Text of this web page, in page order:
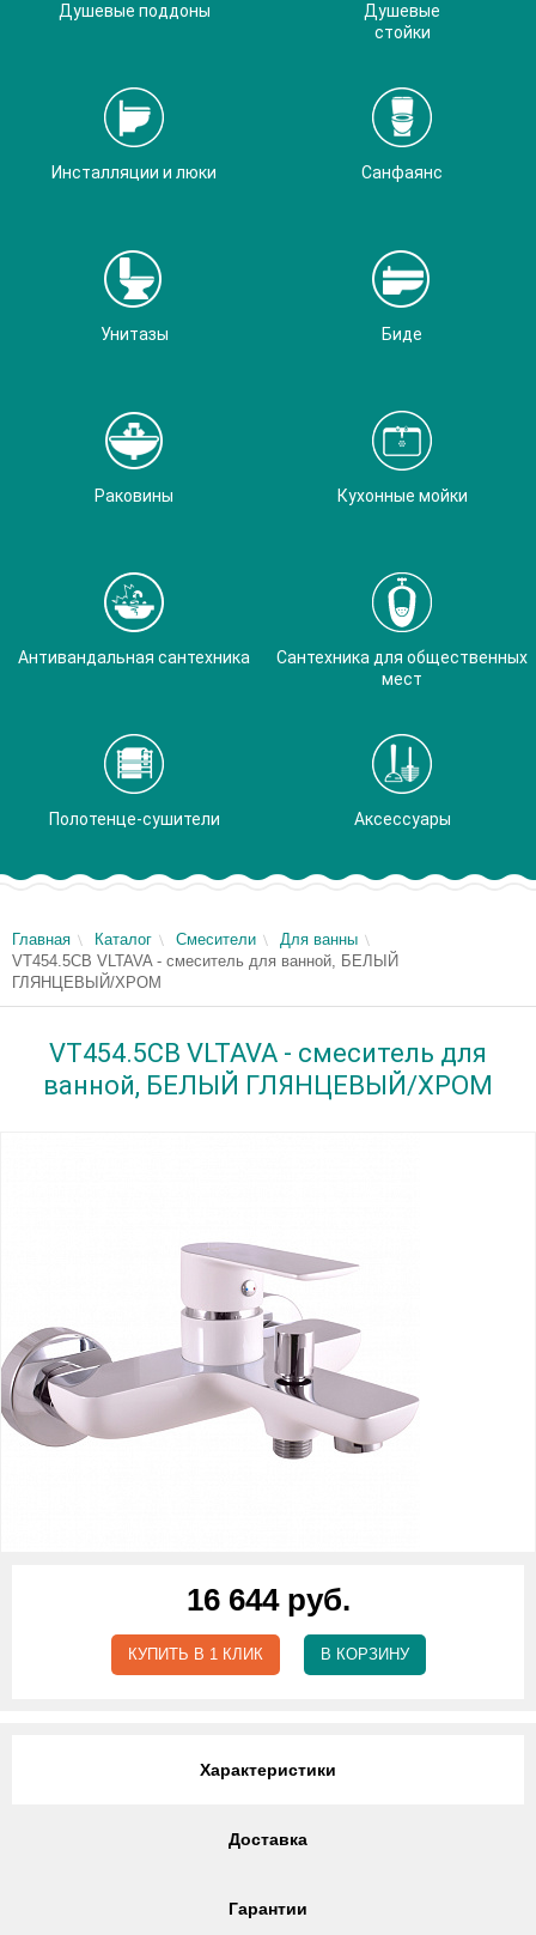
Душевые поддоны
Душевые
стойки
Инсталляции и люки Санфаянс
Унитазы Биде
Раковины Кухонные мойки
Антивандальная сантехника
Сантехника для общественных
мест
Полотенце-сушители Аксессуары
Главная Каталог Смесители
Для ванны
VT454.5CB VLTAVA - смеситель для ванной, БЕЛЫЙ
ГЛЯНЦЕВЫЙ/ХРОМ
VT454.5CB VLTAVA - смеситель для
ванной, БЕЛЫЙ ГЛЯНЦЕВЫЙ/ХРОМ
16 644 руб.
КУПИТЬ В 1 КЛИК В КОРЗИНУ
Характеристики
Доставка
Гарантии